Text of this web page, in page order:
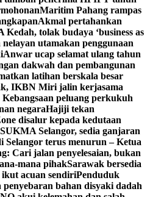
Maritim Pahang rampas
Akmal pertahankan
tolak budaya ‘business as
utamakan penggunaan
Anwar ucap selamat ulang tahun
dakwah dan pembangunan
latihan berskala besar
IKBN Miri jalin kerjasama
peluang perkukuh
negaraHajiji tekan
disalur kepada kedutaan
Selangor, sedia ganjaran
Selangor terus menurun – Ketua
Cari jalan penyelesaian, bukan
mana pihakSarawak bersedia
acuan sendiriPenduduk
bahan disyaki dadah